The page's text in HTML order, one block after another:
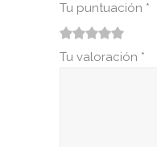
Tu puntuación *
1
2
3
4
5
Tu valoración *